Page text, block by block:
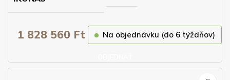
1 828 560 Ft Na objednávku (do 6 týždňov)